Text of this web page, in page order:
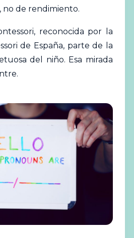
no de rendimiento.
reconocida por la
de España, parte de la
del niño. Esa mirada